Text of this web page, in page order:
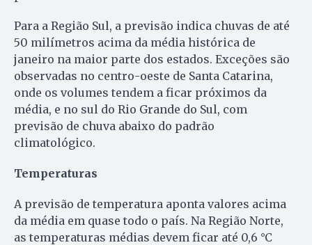
Para a Região Sul, a previsão indica chuvas de até
50 milímetros acima da média histórica de
janeiro na maior parte dos estados. Exceções são
observadas no centro-oeste de Santa Catarina,
onde os volumes tendem a ficar próximos da
média, e no sul do Rio Grande do Sul, com
previsão de chuva abaixo do padrão
climatológico.
Temperaturas
A previsão de temperatura aponta valores acima
da média em quase todo o país. Na Região Norte,
as temperaturas médias devem ficar até 0,6 °C